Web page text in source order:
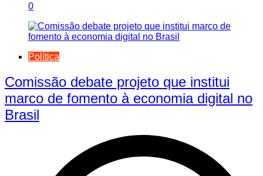
0
Política
Comissão debate projeto que institui
marco de fomento à economia digital no
Brasil